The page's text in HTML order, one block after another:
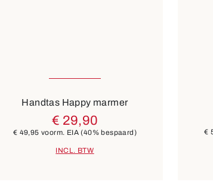
10 Kleuren
Handtas Happy marmer
€ 29,90
€ 49,95 voorm. EIA(40% bespaard)
INCL. BTW
€